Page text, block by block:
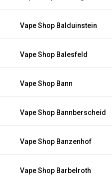
Vape Shop Balduinstein
Vape Shop Balesfeld
Vape Shop Bann
Vape Shop Bannberscheid
Vape Shop Banzenhof
Vape Shop Barbelroth